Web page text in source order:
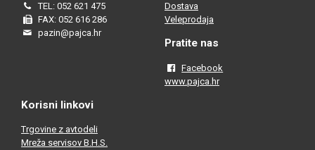
TEL: 052 621 475
FAX: 052 616 286
pazin@pajca.hr
Dostava
Veleprodaja
Pratite nas
Facebook
www.pajca.hr
Korisni linkovi
Trgovine z avtodeli
Mreža servisov B.H.S.